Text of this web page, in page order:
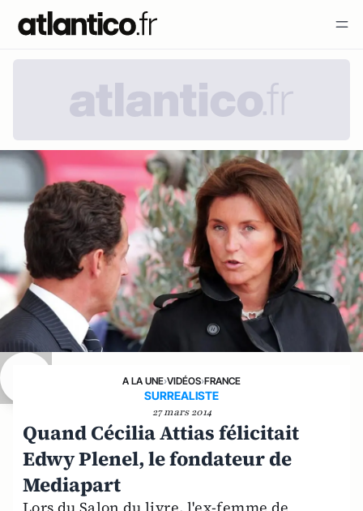
A LA UNE›VIDÉOS›FRANCE
SURREALISTE
27 mars 2014
Quand Cécilia Attias félicitait
Edwy Plenel, le fondateur de
Mediapart